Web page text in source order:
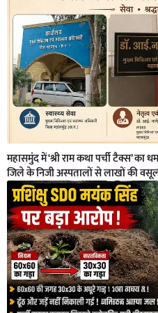
महासमुंद में ‘श्री राम कथा पर्ची टैक्स’ का
जिले के निजी अस्पतालों से लाखों की